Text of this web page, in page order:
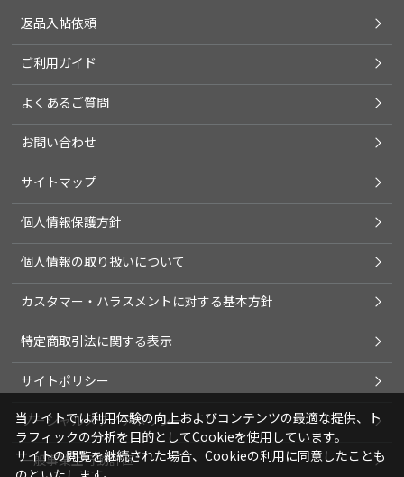
返品入帖依頼
ご利用ガイド
よくあるご質問
お問い合わせ
サイトマップ
個人情報保護方針
個人情報の取り扱いについて
カスタマー・ハラスメントに対する基本方針
特定商取引法に関する表示
サイトポリシー
ソーシャルメディアポリシー
一般事業主行動計画
当サイトでは利用体験の向上およびコンテンツの最適な提供、ト
ラフィックの分析を目的としてCookieを使用しています。
サイトの閲覧を継続された場合、Cookieの利用に同意したことも